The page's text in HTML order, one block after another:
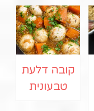
קובה דלעת
טבעונית